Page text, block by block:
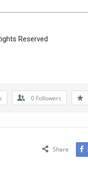
Reserved
0 Followers
Share